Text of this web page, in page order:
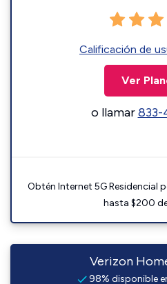
Calificación de
Ver
o llamar833-
Obtén Internet 5G Residencial
hasta $200
Verizon
98% disponible